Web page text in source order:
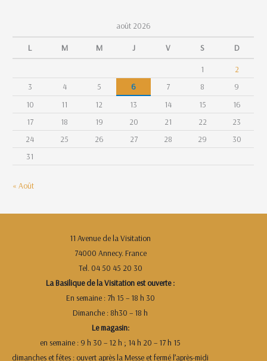
août 2026
L M M J V S D
1
2
3
4 5 6 7 8
9
10
11 12 13 14 15
16
17
18 19 20 21 22
23
24
25 26 27 28 29
30
31
« Août
11 Avenue de la Visitation
74000 Annecy. France
Tel. 04 50 45 20 30
La Basilique de la Visitation est ouverte :
En semaine : 7h 15 – 18 h 30
Dimanche : 8h30 – 18 h
Le magasin:
en semaine : 9 h 30 – 12 h ; 14 h 20 – 17 h 15
dimanches et fêtes : ouvert après la Messe et fermé l’après-midi